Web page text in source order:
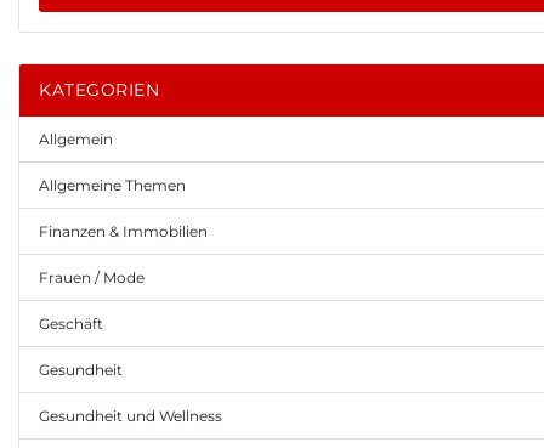
KATEGORIEN
Allgemein
Allgemeine Themen
Finanzen & Immobilien
Frauen / Mode
Geschäft
Gesundheit
Gesundheit und Wellness